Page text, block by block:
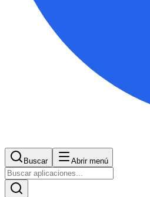
Buscar Abrir menú